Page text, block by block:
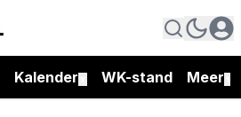
Kalender WK-stand Meer